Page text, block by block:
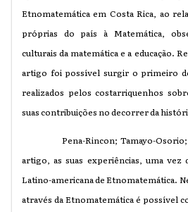
Etnomatemática em Costa Rica, ao
próprias do país à Matemática,
culturais da matemática e a educação.
artigo foi possível surgir o primeiro
realizados pelos costarriquenhos
suas contribuições no decorrer da
Pena-Rincon; Tamayo-Osorio;
artigo, as suas experiências, uma vez
Latino-americana de Etnomatemática.
através da Etnomatemática é possível